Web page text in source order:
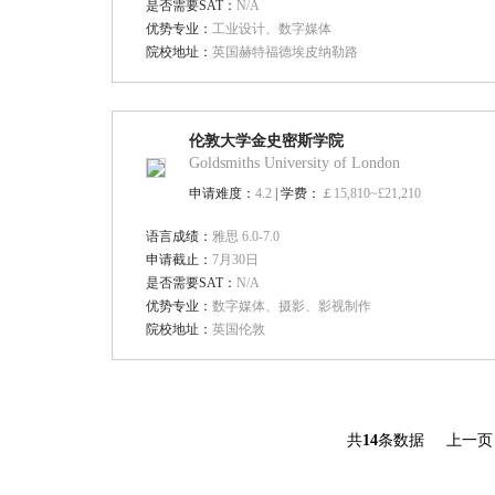
是否需要SAT：N/A
优势专业：工业设计、数字媒体
院校地址：英国赫特福德埃皮纳勒路
伦敦大学金史密斯学院
Goldsmiths University of London
申请难度：4.2 | 学费： ￡15,810~£21,210
语言成绩： 雅思 6.0-7.0
申请截止： 7月30日
是否需要SAT：N/A
优势专业：数字媒体、摄影、影视制作
院校地址：英国伦敦
共14条数据 上一页